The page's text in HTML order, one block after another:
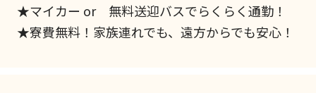
★マイカー or 無料送迎バスでらくらく通勤！
★寮費無料！家族連れでも、遠方からでも安心！